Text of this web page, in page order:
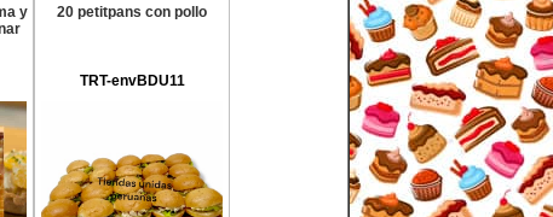
y
20 petitpans con pollo
TRT-envBDU11